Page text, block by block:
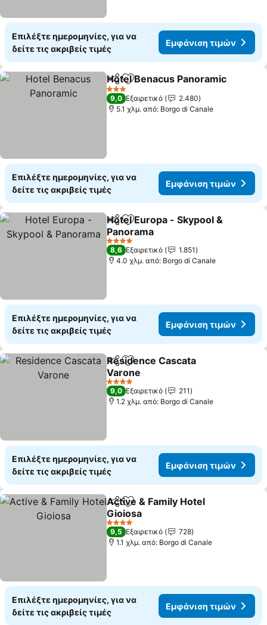
Επιλέξτε ημερομηνίες, για να
δείτε τις ακριβείς τιμές
Εμφάνιση τιμών
Κοινοποίηση
Προσθήκη στα αγαπημένα
Hotel Benacus Panoramic
3 Αστέρια
9,0 Εξαιρετικό
2.480
5.1 χλμ. από: Borgo di Canale
Επιλέξτε ημερομηνίες, για να
δείτε τις ακριβείς τιμές
Εμφάνιση τιμών
Κοινοποίηση
Προσθήκη στα αγαπημένα
Hotel Europa - Skypool &
Panorama
Εμφάνιση τιμών
4 Αστέρια
8,6 Εξαιρετικό
1.851
4.0 χλμ. από: Borgo di Canale
Επιλέξτε ημερομηνίες, για να
δείτε τις ακριβείς τιμές
Εμφάνιση τιμών
Κοινοποίηση
Προσθήκη στα αγαπημένα
Residence Cascata
Varone
Εμφάνιση τιμών
4 Αστέρια
9,0 Εξαιρετικό
211
1.2 χλμ. από: Borgo di Canale
Επιλέξτε ημερομηνίες, για να
δείτε τις ακριβείς τιμές
Εμφάνιση τιμών
Κοινοποίηση
Προσθήκη στα αγαπημένα
Active & Family Hotel
Gioiosa
Εμφάνιση τιμών
4 Αστέρια
9,5 Εξαιρετικό
728
1.1 χλμ. από: Borgo di Canale
Επιλέξτε ημερομηνίες, για να
δείτε τις ακριβείς τιμές
Εμφάνιση τιμών